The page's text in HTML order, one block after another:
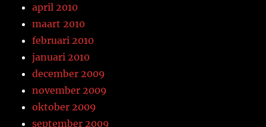
april 2010
maart 2010
februari 2010
januari 2010
december 2009
november 2009
oktober 2009
september 2009